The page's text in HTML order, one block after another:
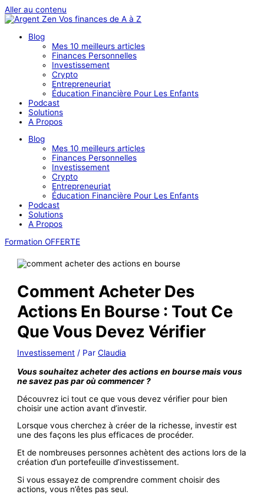
Aller au contenu
Blog
Mes 10 meilleurs articles
Finances Personnelles
Investissement
Crypto
Entrepreneuriat
Éducation Financière Pour Les Enfants
Podcast
Solutions
A Propos
Blog
Mes 10 meilleurs articles
Finances Personnelles
Investissement
Crypto
Entrepreneuriat
Éducation Financière Pour Les Enfants
Podcast
Solutions
A Propos
Formation OFFERTE
Comment Acheter Des
Actions En Bourse : Tout Ce
Que Vous Devez Vérifier
Investissement / ParClaudia
Vous souhaitez acheter des actions en bourse mais vous
ne savez pas par où commencer ?
Découvrez ici tout ce que vous devez vérifier pour bien
choisir une action avant d’investir.
Lorsque vous cherchez à créer de la richesse, investir est
une des façons les plus efficaces de procéder.
Et de nombreuses personnes achètent des actions lors de la
création d’un portefeuille d’investissement.
Si vous essayez de comprendre comment choisir des
actions, vous n’êtes pas seul.